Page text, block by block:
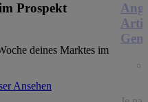
Prospekt
deines Marktes im
Ansehen